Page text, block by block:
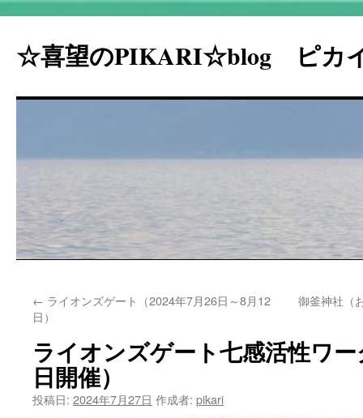
☆喜望のPIKARI☆blog ピ
ン
ツ
← ライオンズゲート（2024年7月26日～8月12
日）
御釜神社（
ライオンズゲート七感活性ワ
日開催）
投稿日: 2024年7月27日 作成者: pikari